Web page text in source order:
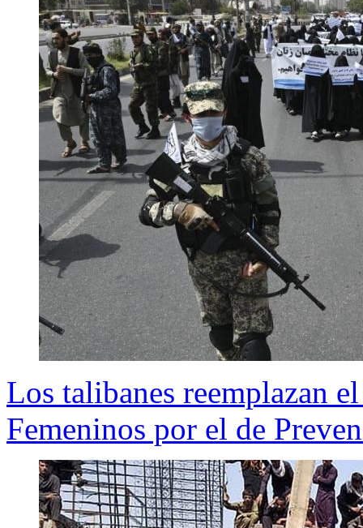
Los talibanes reemplazan
Femeninos por el de